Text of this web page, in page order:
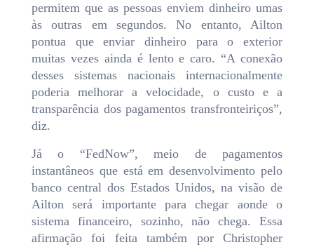
permitem que as pessoas enviem dinheiro umas
às outras em segundos. No entanto, Ailton
pontua que enviar dinheiro para o exterior
muitas vezes ainda é lento e caro. “A conexão
desses sistemas nacionais internacionalmente
poderia melhorar a velocidade, o custo e a
transparência dos pagamentos transfronteiriços”,
diz.
Já o “FedNow”, meio de pagamentos
instantâneos que está em desenvolvimento pelo
banco central dos Estados Unidos, na visão de
Ailton será importante para chegar aonde o
sistema financeiro, sozinho, não chega. Essa
afirmação foi feita também por Christopher